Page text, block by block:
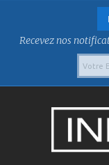
Recevez nos